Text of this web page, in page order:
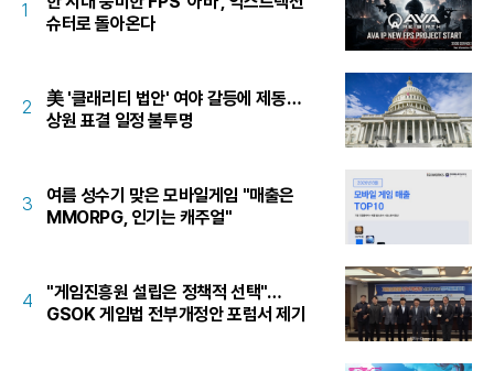
1
슈터로 돌아온다
2
美 '클래리티 법안' 여야 갈등에 제동…
상원 표결 일정 불투명
3
여름 성수기 맞은 모바일게임 "매출은
MMORPG, 인기는 캐주얼"
4
"게임진흥원 설립은 정책적 선택"…
GSOK 게임법 전부개정안 포럼서 제기